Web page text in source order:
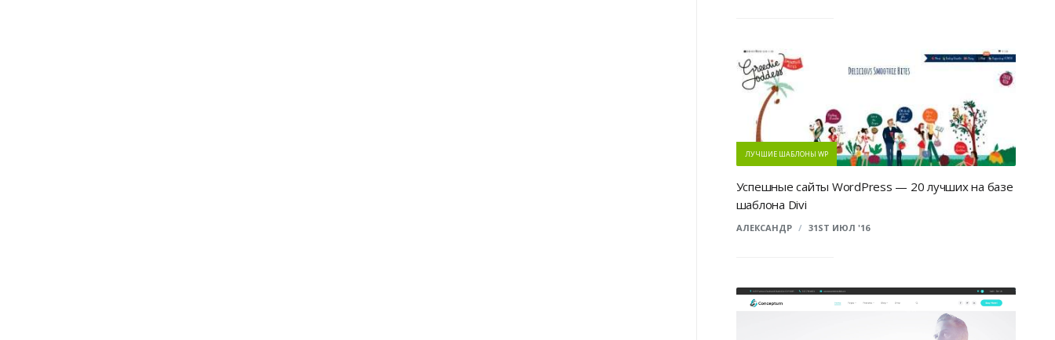
ЛУЧШИЕ ШАБЛОНЫ WP
Успешные сайты WordPress — 20 лучших на базе
шаблона Divi
АЛЕКСАНДР / 31ST ИЮЛ '16